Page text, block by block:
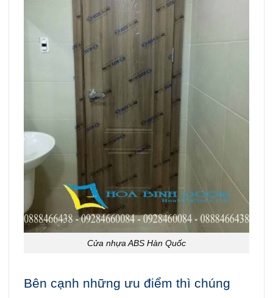
Cửa nhựa ABS Hàn Quốc
Bên cạnh những ưu điểm thì chúng